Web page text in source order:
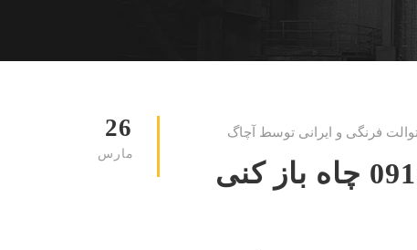
26
مارس
فرنگی و ایرانی توسط آچاگ
لوله بازکنی هنگام 09129615767 چاه باز کنی